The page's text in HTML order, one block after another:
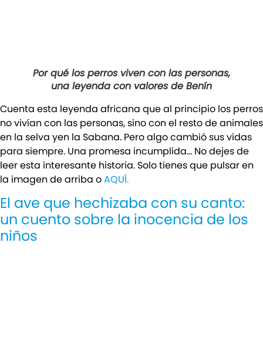
Por qué los perros viven con las personas,
una leyenda con valores de Benín
Cuenta esta leyenda africana que al principio los perros
no vivían con las personas, sino con el resto de animales
en la selva yen la Sabana. Pero algo cambió sus vidas
para siempre. Una promesa incumplida… No dejes de
leer esta interesante historia. Solo tienes que pulsar en
la imagen de arriba oAQUÍ.
El ave que hechizaba con su canto:
un cuento sobre la inocencia de los
niños